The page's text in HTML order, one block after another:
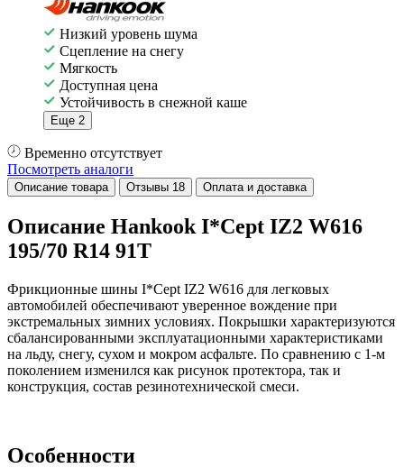
Низкий уровень шума
Сцепление на снегу
Мягкость
Доступная цена
Устойчивость в снежной каше
Еще 2
Временно отсутствует
Посмотреть аналоги
Описание товара Отзывы 18 Оплата и доставка
Описание Hankook I*Cept IZ2 W616
195/70 R14 91T
Фрикционные шины I*Cept IZ2 W616 для легковых
автомобилей обеспечивают уверенное вождение при
экстремальных зимних условиях. Покрышки характеризуются
сбалансированными эксплуатационными характеристиками
на льду, снегу, сухом и мокром асфальте. По сравнению с 1-м
поколением изменился как рисунок протектора, так и
конструкция, состав резинотехнической смеси.
Особенности